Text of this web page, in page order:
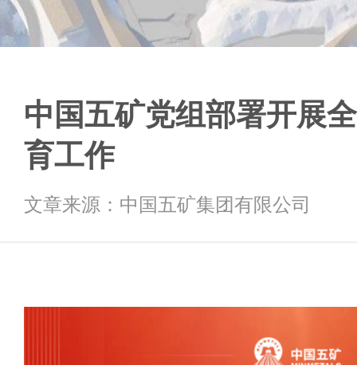
中国五矿党组部署开展
育工作
文章来源：中国五矿集团有限公司